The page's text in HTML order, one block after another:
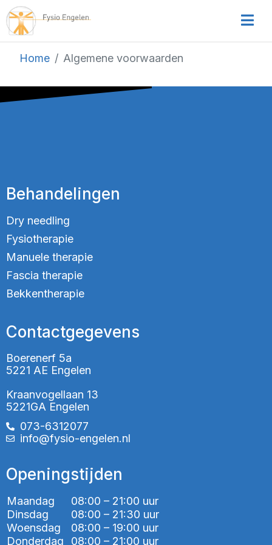
Home Algemene voorwaarden
Behandelingen
Dry needling
Fysiotherapie
Manuele therapie
Fascia therapie
Bekkentherapie
Contactgegevens
Boerenerf 5a
5221 AE Engelen
Kraanvogellaan 13
5221GA Engelen
073-6312077
info@fysio-engelen.nl
Openingstijden
Maandag
08:00 – 21:00 uur
Dinsdag
08:00 – 21:30 uur
Woensdag
08:00 – 19:00 uur
Donderdag
08:00 – 21:00 uur